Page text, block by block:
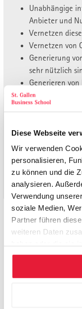
Diese Webseite
Wir verwenden
personalisieren,
zu können und die
analysieren.
Verwendung
soziale Medien,
Partner führen
weiteren Daten
gesammelt haben.
Unabhängige
Anbieter und
Vernetzen
Vernetzen von
Generierung
sehr nützlich
Generieren
Hersteller
„Index X“ den
Produkt„Index X“
« 6.5.2. SOLL-
Zurück
Management
1. Vorstellung der